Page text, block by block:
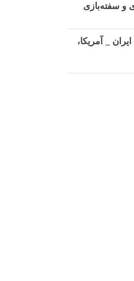
و سفته‌بازی
_ آمریکا،